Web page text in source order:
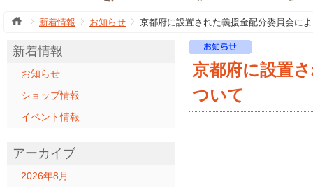
新着情報 お知らせ 京都府に設置された義援金配分委員会に
新着情報
お知らせ
ショップ情報
イベント情報
アーカイブ
2026年8月
京都府に設置
ついて